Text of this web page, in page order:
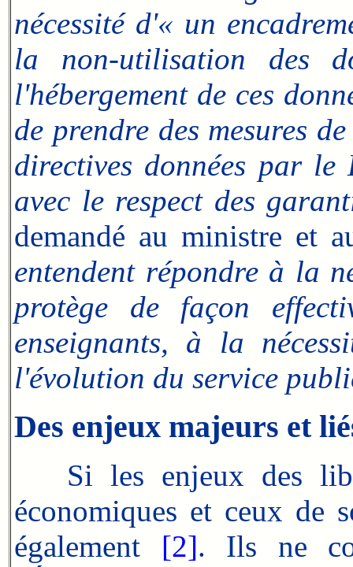
nécessité d'« un
la non-utilisation des
l'hébergement de ces
de prendre des mesures
directives données par
avec le respect des
demandé au ministre et
entendent répondre à la
protège de façon
enseignants, à la
l'évolution du service
Des enjeux majeurs et
Si les enjeux des
économiques et ceux de
également [2]. Ils ne